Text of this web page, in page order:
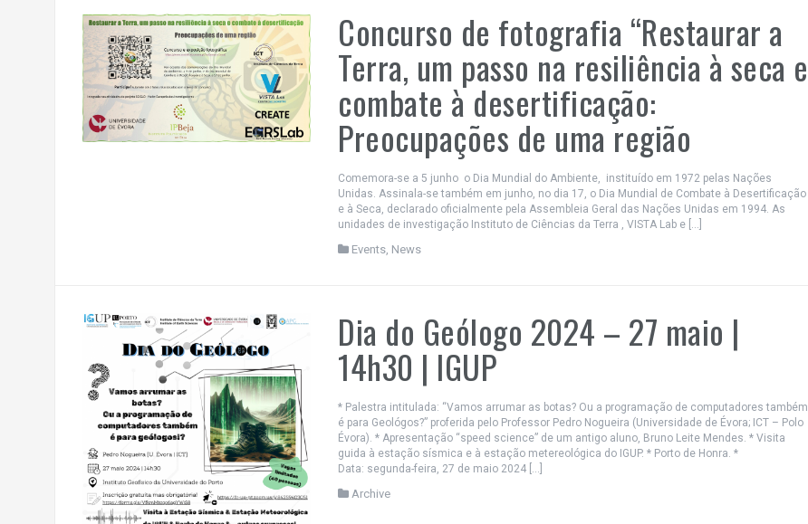
Concurso de fotografia “Restaurar a
Terra, um passo na resiliência à seca e
combate à desertificação:
Preocupações de uma região
Comemora-se a 5 junho o Dia Mundial do Ambiente, instituído em 1972 pelas Nações
Unidas. Assinala-se também em junho, no dia 17, o Dia Mundial de Combate à Desertificação
e à Seca, declarado oficialmente pela Assembleia Geral das Nações Unidas em 1994. As
unidades de investigação Instituto de Ciências da Terra , VISTA Lab e […]
Events News
Dia do Geólogo 2024 – 27 maio |
14h30 | IGUP
* Palestra intitulada: “Vamos arrumar as botas? Ou a programação de computadores também
é para Geológos?” proferida pelo Professor Pedro Nogueira (Universidade de Évora; ICT – Polo
Évora). * Apresentação “speed science” de um antigo aluno, Bruno Leite Mendes. * Visita
guida à estação sísmica e à estação metereológica do IGUP. * Porto de Honra. *
Data: segunda-feira, 27 de maio 2024 […]
Archive